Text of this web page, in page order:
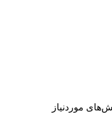
موردنیاز